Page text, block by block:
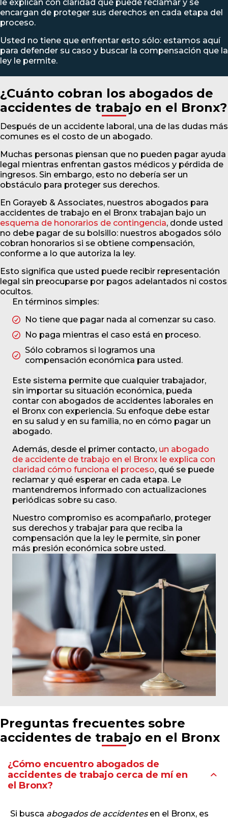
le explican con claridad qué puede reclamar y se
encargan de proteger sus derechos en cada etapa del
proceso.
Usted no tiene que enfrentar esto sólo: estamos aquí
para defender su caso y buscar la compensación que la
ley le permite.
¿Cuánto cobran los abogados de
accidentes de trabajo en el Bronx?
Después de un accidente laboral, una de las dudas más
comunes es el costo de un abogado.
Muchas personas piensan que no pueden pagar ayuda
legal mientras enfrentan gastos médicos y pérdida de
ingresos. Sin embargo, esto no debería ser un
obstáculo para proteger sus derechos.
En Gorayeb & Associates, nuestros abogados para
accidentes de trabajo en el Bronx trabajan bajo un
esquema de honorarios de contingencia, donde usted
no debe pagar de su bolsillo: nuestros abogados sólo
cobran honorarios si se obtiene compensación,
conforme a lo que autoriza la ley.
Esto significa que usted puede recibir representación
legal sin preocuparse por pagos adelantados ni costos
ocultos.
En términos simples:
No tiene que pagar nada al comenzar su caso.
No paga mientras el caso está en proceso.
Sólo cobramos si logramos una
compensación económica para usted.
Este sistema permite que cualquier trabajador,
sin importar su situación económica, pueda
contar con abogados de accidentes laborales en
el Bronx con experiencia. Su enfoque debe estar
en su salud y en su familia, no en cómo pagar un
abogado.
Además, desde el primer contacto, un abogado
de accidente de trabajo en el Bronx le explica con
claridad cómo funciona el proceso, qué se puede
reclamar y qué esperar en cada etapa. Le
mantendremos informado con actualizaciones
periódicas sobre su caso.
Nuestro compromiso es acompañarlo, proteger
sus derechos y trabajar para que reciba la
compensación que la ley le permite, sin poner
más presión económica sobre usted.
Preguntas frecuentes sobre
accidentes de trabajo en el Bronx
¿Cómo encuentro abogados de
accidentes de trabajo cerca de mí en
el Bronx?
Si busca abogados de accidentes en el Bronx, es